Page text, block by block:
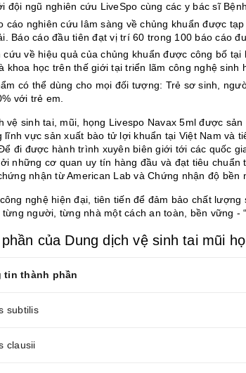
đội ngũ nghiên cứu LiveSpo cùng các y bác sĩ
cáo nghiên cứu lâm sàng về chủng khuẩn được
Báo cáo đầu tiên đạt vị trí 60 trong 100 báo cáo
cứu về hiệu quả của chủng khuẩn được công bố
khoa học trên thế giới tại triển lãm công nghệ sinh
có thể dùng cho mọi đối tượng: Trẻ sơ sinh,
với trẻ em.
vệ sinh tai, mũi, họng Livespo Navax 5ml được
lĩnh vực sản xuất bào tử lợi khuẩn tại Việt Nam và
đi được hành trình xuyên biên giới tới các quốc
những cơ quan uy tín hàng đầu và đạt tiêu
nhận từ American Lab và Chứng nhận độ bền
nghệ hiện đại, tiên tiến để đảm bảo chất
từng người, từng nhà một cách an toàn, bền vững -
của Dung dịch vệ sinh tai mũi
tin thành phần
subtilis
clausii